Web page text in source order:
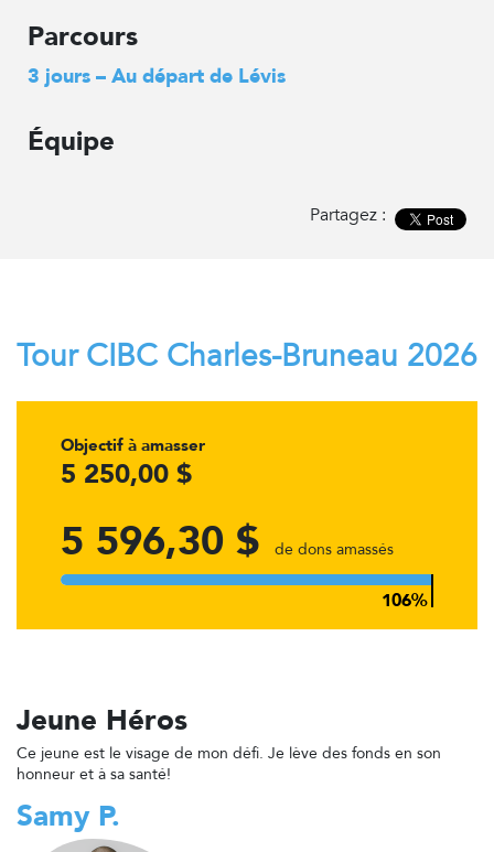
Parcours
3 jours – Au départ de Lévis
Équipe
Partagez :
Tour CIBC Charles-Bruneau 2026
Objectif à amasser
5 250,00 $
5 596,30 $ de dons amassés
Jeune Héros
Ce jeune est le visage de mon défi. Je lève des fonds en son
honneur et à sa santé!
Samy P.